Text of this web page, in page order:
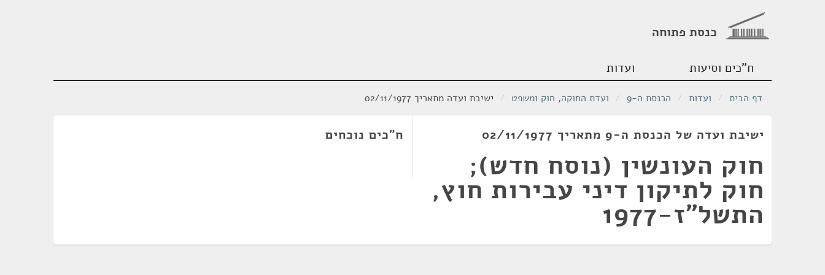
כנסת פתוחה
ח"כים וסיעות ועדות
דף הבית / ועדות / הכנסת ה-9 / ועדת החוקה, חוק ומשפט / ישיבת ועדה מתאריך 02/11/1977
ישיבת ועדה של הכנסת ה-9 מתאריך 02/11/1977
חוק העונשין (נוסח חדש);
חוק לתיקון דיני עבירות חוץ,
התשל"ז-1977
ח"כים נוכחים